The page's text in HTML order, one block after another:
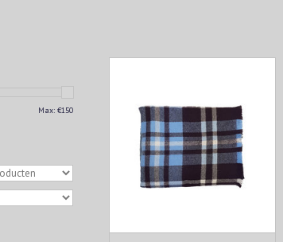
Max: €150
kan ontbreken.
TOEVOEGEN AAN WINKELWAGEN